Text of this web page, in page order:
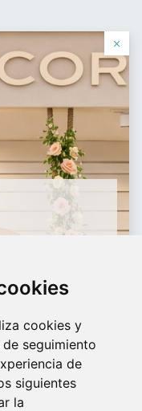
cookies y
seguimiento
de
siguientes
la
愿望单 0 登录
perchas, bolsas todo
×